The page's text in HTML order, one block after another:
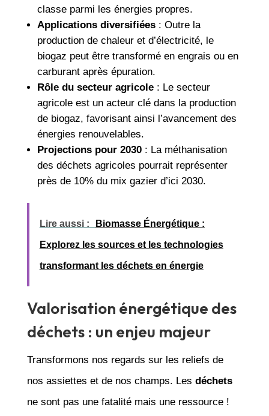
classe parmi les énergies propres.
Applications diversifiées: Outre la
production de chaleur et d’électricité, le
biogaz peut être transformé en engrais ou en
carburant après épuration.
Rôle du secteur agricole: Le secteur
agricole est un acteur clé dans la production
de biogaz, favorisant ainsi l’avancement des
énergies renouvelables.
Projections pour 2030: La méthanisation
des déchets agricoles pourrait représenter
près de 10% du mix gazier d’ici 2030.
Lire aussi : Biomasse Énergétique :
Explorez les sources et les technologies
transformant les déchets en énergie
Valorisation énergétique des
déchets : un enjeu majeur
Transformons nos regards sur les reliefs de
nos assiettes et de nos champs. Les déchets
ne sont pas une fatalité mais une ressource !